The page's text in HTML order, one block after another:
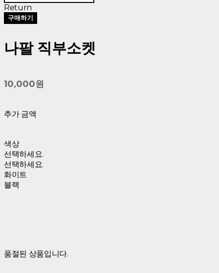
Return
구매하기
나팔 직부소켓
10,000원
추가 금액
색상
선택하세요.
선택하세요.
화이트
블랙
품절된 상품입니다.